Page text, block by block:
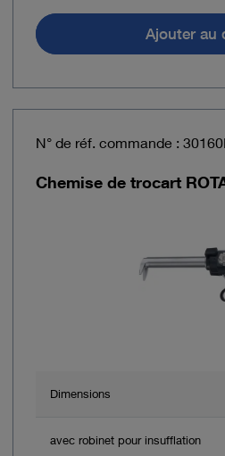
Ajouter au
N° de réf. commande :
Chemise de trocart
Dimensions
avec robinet pour insufflation